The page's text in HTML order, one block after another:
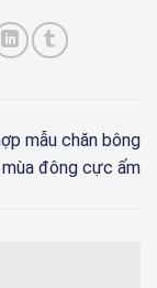
mẫu chăn bông
mùa đông cực ấm